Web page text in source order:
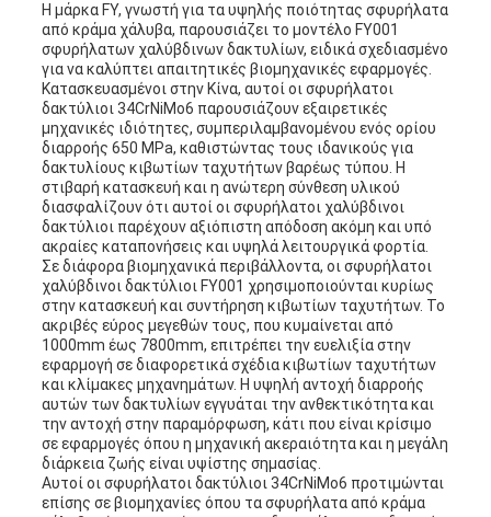
Η μάρκα FY, γνωστή για τα υψηλής ποιότητας σφυρήλατα
από κράμα χάλυβα, παρουσιάζει το μοντέλο FY001
σφυρήλατων χαλύβδινων δακτυλίων, ειδικά σχεδιασμένο
για να καλύπτει απαιτητικές βιομηχανικές εφαρμογές.
Κατασκευασμένοι στην Κίνα, αυτοί οι σφυρήλατοι
δακτύλιοι 34CrNiMo6 παρουσιάζουν εξαιρετικές
μηχανικές ιδιότητες, συμπεριλαμβανομένου ενός ορίου
διαρροής 650 MPa, καθιστώντας τους ιδανικούς για
δακτυλίους κιβωτίων ταχυτήτων βαρέως τύπου. Η
στιβαρή κατασκευή και η ανώτερη σύνθεση υλικού
διασφαλίζουν ότι αυτοί οι σφυρήλατοι χαλύβδινοι
δακτύλιοι παρέχουν αξιόπιστη απόδοση ακόμη και υπό
ακραίες καταπονήσεις και υψηλά λειτουργικά φορτία.
Σε διάφορα βιομηχανικά περιβάλλοντα, οι σφυρήλατοι
χαλύβδινοι δακτύλιοι FY001 χρησιμοποιούνται κυρίως
στην κατασκευή και συντήρηση κιβωτίων ταχυτήτων. Το
ακριβές εύρος μεγεθών τους, που κυμαίνεται από
1000mm έως 7800mm, επιτρέπει την ευελιξία στην
εφαρμογή σε διαφορετικά σχέδια κιβωτίων ταχυτήτων
και κλίμακες μηχανημάτων. Η υψηλή αντοχή διαρροής
αυτών των δακτυλίων εγγυάται την ανθεκτικότητα και
την αντοχή στην παραμόρφωση, κάτι που είναι κρίσιμο
σε εφαρμογές όπου η μηχανική ακεραιότητα και η μεγάλη
διάρκεια ζωής είναι υψίστης σημασίας.
Αυτοί οι σφυρήλατοι δακτύλιοι 34CrNiMo6 προτιμώνται
επίσης σε βιομηχανίες όπου τα σφυρήλατα από κράμα